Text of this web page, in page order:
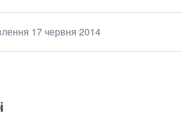
17 червня 2014